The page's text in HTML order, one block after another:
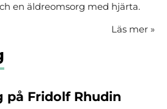
en äldreomsorg med hjärta.
Läs mer »
på Fridolf Rhudin